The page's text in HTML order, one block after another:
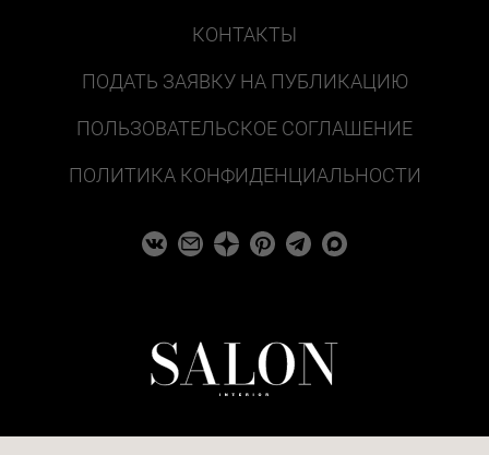
КОНТАКТЫ
ПОДАТЬ ЗАЯВКУ НА ПУБЛИКАЦИЮ
ПОЛЬЗОВАТЕЛЬСКОЕ СОГЛАШЕНИЕ
ПОЛИТИКА КОНФИДЕНЦИАЛЬНОСТИ